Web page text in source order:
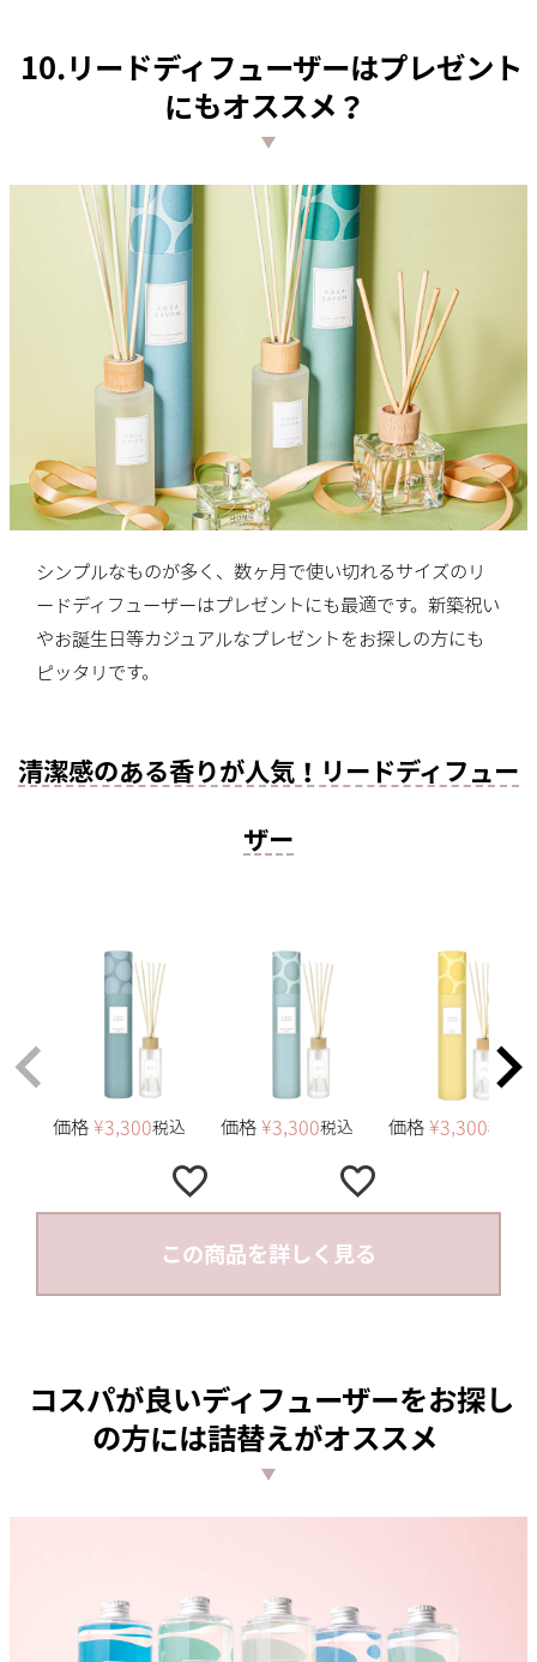
10.リードディフューザーはプレゼント
にもオススメ？
シンプルなものが多く、数ヶ月で使い切れるサイズのリ
ードディフューザーはプレゼントにも最適です。新築祝い
やお誕生日等カジュアルなプレゼントをお探しの方にも
ピッタリです。
清潔感のある香りが人気！リードディフュー
ザー
価格 ¥3,300税込 価格 ¥3,300税込 価格 ¥3,300税込
この商品を詳しく見る
コスパが良いディフューザーをお探し
の方には詰替えがオススメ